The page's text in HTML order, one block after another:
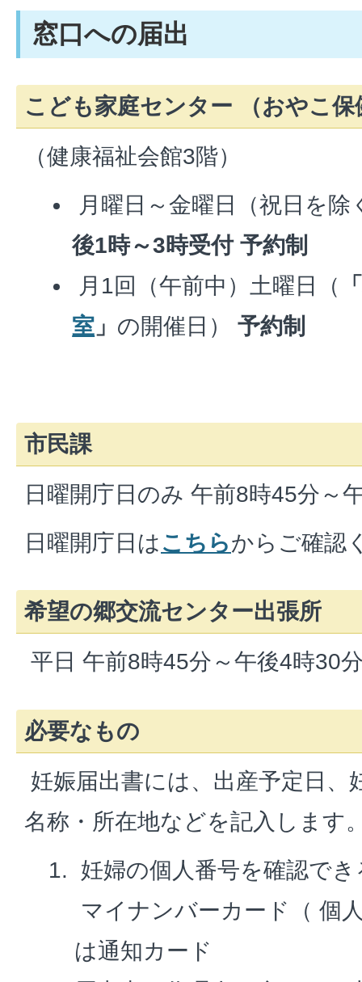
窓口への届出
こども家庭センター （おやこ保
（健康福祉会館3階）
月曜日～金曜日（祝日を除
後1時～3時受付 予約制
月1回（午前中）土曜日（
室 」 の開催日）予約制
市民課
日曜開庁日のみ 午前8時45分～
日曜開庁日はこちらからご確認
希望の郷交流センター出張所
平日 午前8時45分～午後4時30
必要なもの
妊娠届出書には、出産予定日、
名称・所在地などを記入します
妊婦の個人番号を確認で
マイナンバーカード（ 個
は通知カード